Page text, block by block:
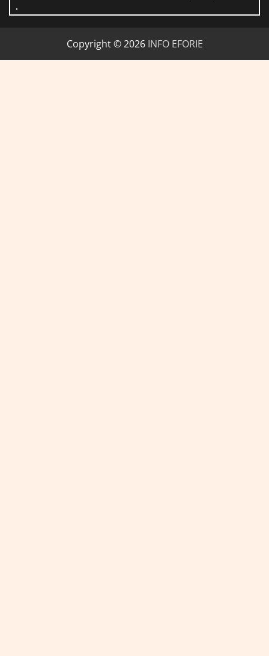
Copyright © 2026 INFO EFORIE